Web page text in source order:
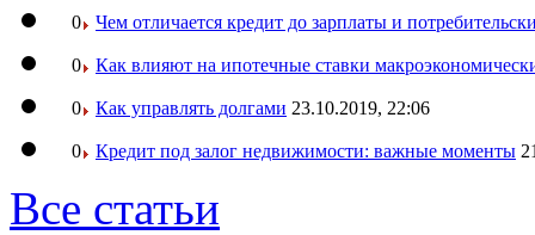
0 Чем отличается кредит до зарплаты и
0 Как влияют на ипотечные ставки
0 Как управлять долгами 23.10.2019, 22:06
0 Кредит под залог недвижимости: важные моменты
Все статьи